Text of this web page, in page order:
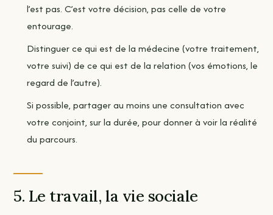
l’est pas. C’est votre décision, pas celle de votre
entourage.
Distinguer ce qui est de la médecine (votre traitement,
votre suivi) de ce qui est de la relation (vos émotions, le
regard de l’autre).
Si possible, partager au moins une consultation avec
votre conjoint, sur la durée, pour donner à voir la réalité
du parcours.
5. Le travail, la vie sociale